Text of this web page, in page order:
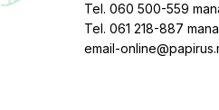
Tel. 060 500-559
Tel. 061 218-887
email-